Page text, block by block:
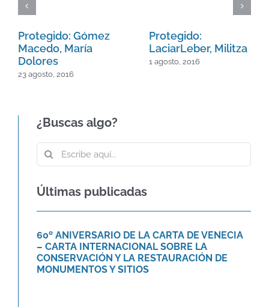
Protegido: Gómez
Macedo, María
Dolores
23 agosto, 2016
Protegido:
LaciarLeber, Militza
1 agosto, 2016
¿Buscas algo?
Buscar:
Últimas publicadas
VENECIA – CARTA
INTERNACIONAL SOBRE LA
CONSERVACIÓN Y LA
MONUMENTOS Y SITIOS
Agenda Novedades
60º ANIVERSARIO DE LA CARTA DE VENECIA
– CARTA INTERNACIONAL SOBRE LA
CONSERVACIÓN Y LA RESTAURACIÓN DE
MONUMENTOS Y SITIOS